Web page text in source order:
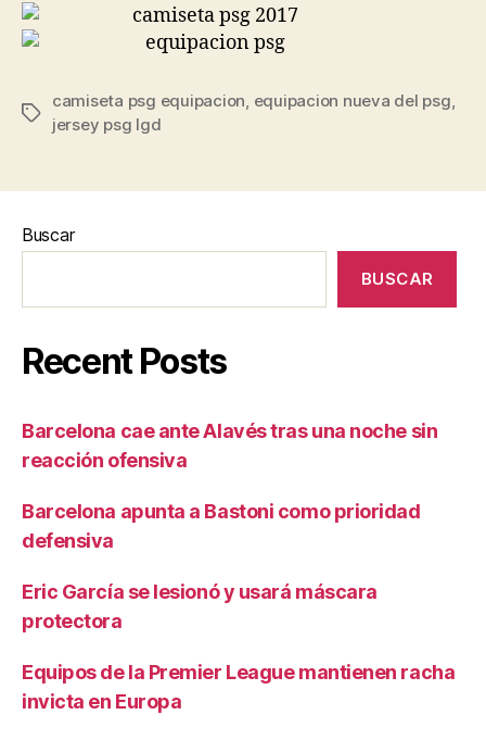
Etiquetas
camiseta psg equipacion, equipacion nueva del psg,
jersey psg lgd
Buscar
BUSCAR
Recent Posts
Barcelona cae ante Alavés tras una noche sin
reacción ofensiva
Barcelona apunta a Bastoni como prioridad
defensiva
Eric García se lesionó y usará máscara
protectora
Equipos de la Premier League mantienen racha
invicta en Europa